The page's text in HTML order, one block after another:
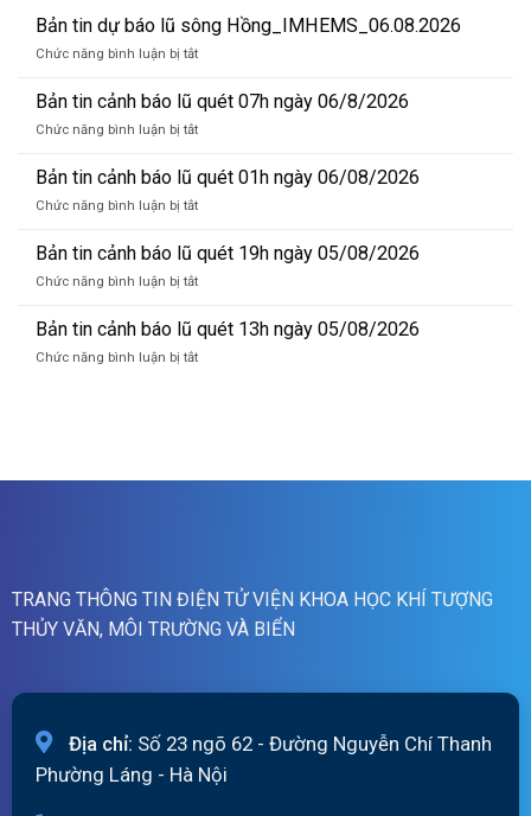
Bản tin dự báo lũ sông Hồng_IMHEMS_06.08.2026
Chức năng bình luận bị tắtở
tin
dự
báo
sông
Hồng_IMHEMS_06.08.2026
Bản tin cảnh báo lũ quét 07h ngày 06/8/2026
Chức năng bình luận bị tắtở
tin
cảnh
báo
quét
07h
06/8/2026
Bản tin cảnh báo lũ quét 01h ngày 06/08/2026
Chức năng bình luận bị tắtở
tin
cảnh
báo
quét
01h
Bản tin cảnh báo lũ quét 19h ngày 05/08/2026
Chức năng bình luận bị tắtở
tin
cảnh
báo
Bản tin cảnh báo lũ quét 13h ngày 05/08/2026
Chức năng bình luận bị tắtở
quét
TRANG THÔNG TIN ĐIỆN TỬ VIỆN KHOA HỌC KHÍ TƯỢNG
THỦY VĂN, MÔI TRƯỜNG VÀ BIỂN
Địa chỉ: Số 23 ngõ 62 - Đường Nguyễn Chí Thanh
Phường Láng - Hà Nội